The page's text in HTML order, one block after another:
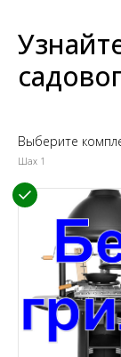
Выберите
Шах 1